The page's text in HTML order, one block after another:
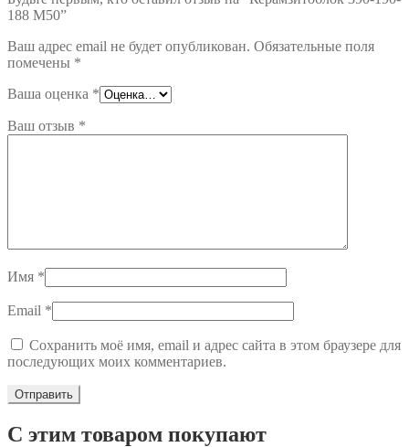
188 М50”
Ваш адрес email не будет опубликован. Обязательные поля
помечены *
Ваша оценка *
Ваш отзыв *
Имя *
Email *
Сохранить моё имя, email и адрес сайта в этом браузере для
последующих моих комментариев.
С этим товаром покупают